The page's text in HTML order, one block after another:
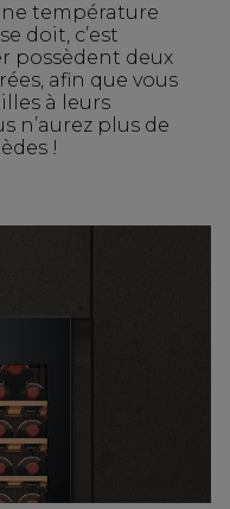
température
doit, c’est
possèdent deux
afin que vous
à leurs
n’aurez plus de
!